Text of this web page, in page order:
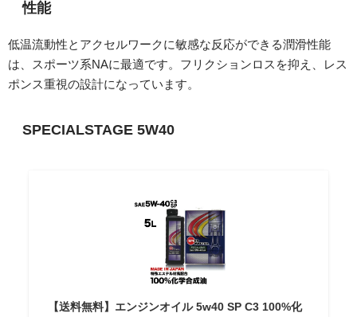
性能
低温流動性とアクセルワークに敏感な反応ができる潤滑性能
は、スポーツ系NAに最適です。フリクションロスを抑え、レス
ポンス重視の設計になっています。
SPECIALSTAGE 5W40
【送料無料】エンジンオイル 5w40 SP C3 100%化